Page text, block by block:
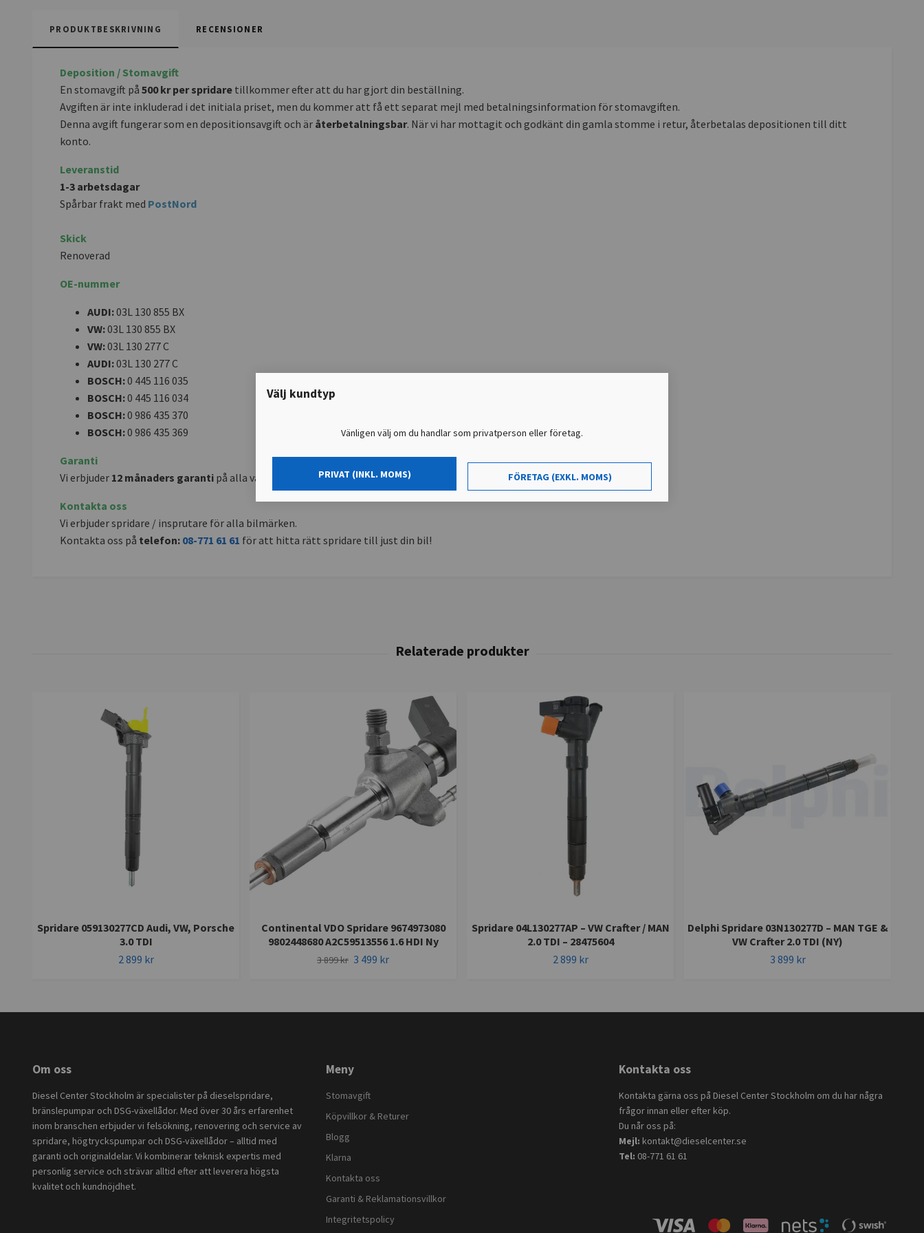
Välj kundtyp
Vänligen välj om du handlar som privatperson eller företag.
PRIVAT (INKL. MOMS) FÖRETAG (EXKL. MOMS)
PRODUKTBESKRIVNING RECENSIONER
Deposition / Stomavgift
En stomavgift på 500 kr per spridare tillkommer efter att du har gjort din beställning.
Avgiften är inte inkluderad i det initiala priset, men du kommer att få ett separat mejl med betalningsinformation för stomavgiften.
Denna avgift fungerar som en depositionsavgift och är återbetalningsbar. När vi har mottagit och godkänt din gamla stomme i retur, återbetalas depositionen till ditt
konto.
Leveranstid
1-3 arbetsdagar
Spårbar frakt med PostNord
Skick
Renoverad
OE-nummer
AUDI:03L 130 855 BX
VW:03L 130 855 BX
VW:03L 130 277 C
AUDI:03L 130 277 C
BOSCH:0 445 116 035
BOSCH:0 445 116 034
BOSCH:0 986 435 370
BOSCH:0 986 435 369
Garanti
Vi erbjuder 12 månaders garanti på alla våra renoverade spridare för att säkerställa din trygghet.
Kontakta oss
Vi erbjuder spridare / insprutare för alla bilmärken.
Kontakta oss på telefon: 08-771 61 61 för att hitta rätt spridare till just din bil!
Spridare 059130277CD Audi, VW, Porsche
3.0 TDI
2 899 kr
Continental VDO Spridare 9674973080
9802448680 A2C59513556 1.6 HDI Ny
3 899 kr 3 499 kr
Spridare 04L130277AP – VW Crafter / MAN
2.0 TDI – 28475604
2 899 kr
Delphi Spridare 03N130277D – MAN TGE &
VW Crafter 2.0 TDI (NY)
3 899 kr
Om oss
Diesel Center Stockholm är specialister på dieselspridare,
bränslepumpar och DSG-växellådor. Med över 30 års erfarenhet
inom branschen erbjuder vi felsökning, renovering och service av
spridare, högtryckspumpar och DSG-växellådor – alltid med
garanti och originaldelar. Vi kombinerar teknisk expertis med
personlig service och strävar alltid efter att leverera högsta
kvalitet och kundnöjdhet.
Meny
Stomavgift
Köpvillkor & Returer
Blogg
Klarna
Kontakta oss
Garanti & Reklamationsvillkor
Integritetspolicy
Kontakta oss
Kontakta gärna oss på Diesel Center Stockholm om du har några
frågor innan eller efter köp.
Du når oss på:
Mejl: kontakt@dieselcenter.se
Tel: 08-771 61 61